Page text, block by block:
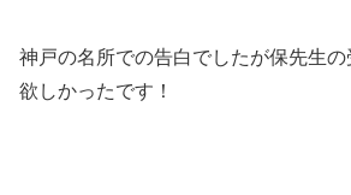
神戸の名所での告白でしたが保先生
欲しかったです！